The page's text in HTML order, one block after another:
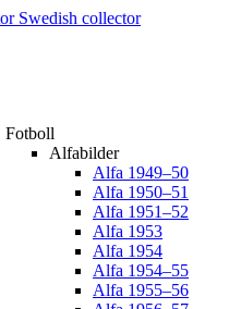
Swedish collector
Fotboll
Alfabilder
Alfa 1949–50
Alfa 1950–51
Alfa 1951–52
Alfa 1953
Alfa 1954
Alfa 1954–55
Alfa 1955–56